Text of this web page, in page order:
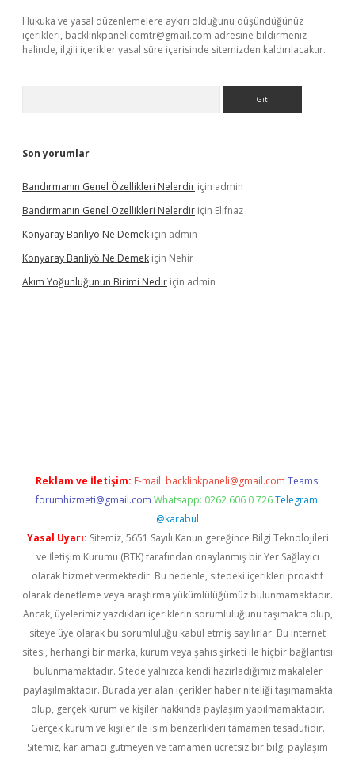
Hukuka ve yasal düzenlemelere aykırı olduğunu düşündüğünüz
içerikleri, backlinkpanelicomtr@gmail.com adresine bildirmeniz
halinde, ilgili içerikler yasal süre içerisinde sitemizden kaldırılacaktır.
Son yorumlar
Bandırmanın Genel Özellikleri Nelerdir için admin
Bandırmanın Genel Özellikleri Nelerdir için Elifnaz
Konyaray Banliyö Ne Demek için admin
Konyaray Banliyö Ne Demek için Nehir
Akım Yoğunluğunun Birimi Nedir için admin
Reklam ve İletişim: E-mail: backlinkpaneli@gmail.com Teams:
forumhizmeti@gmail.com Whatsapp: 0262 606 0 726 Telegram:
@karabul
Yasal Uyarı: Sitemiz, 5651 Sayılı Kanun gereğince Bilgi Teknolojileri
ve İletişim Kurumu (BTK) tarafından onaylanmış bir Yer Sağlayıcı
olarak hizmet vermektedir. Bu nedenle, sitedeki içerikleri proaktif
olarak denetleme veya araştırma yükümlülüğümüz bulunmamaktadır.
Ancak, üyelerimiz yazdıkları içeriklerin sorumluluğunu taşımakta olup,
siteye üye olarak bu sorumluluğu kabul etmiş sayılırlar. Bu internet
sitesi, herhangi bir marka, kurum veya şahıs şirketi ile hiçbir bağlantısı
bulunmamaktadır. Sitede yalnızca kendi hazırladığımız makaleler
paylaşılmaktadır. Burada yer alan içerikler haber niteliği taşımamakta
olup, gerçek kurum ve kişiler hakkında paylaşım yapılmamaktadır.
Gerçek kurum ve kişiler ile isim benzerlikleri tamamen tesadüfidir.
Sitemiz, kar amacı gütmeyen ve tamamen ücretsiz bir bilgi paylaşım